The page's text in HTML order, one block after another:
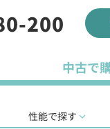
200
中古で
性能で探す